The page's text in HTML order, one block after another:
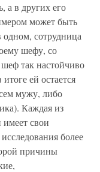
а в других его
может быть
одном, сотрудница
шефу, со
так настойчиво
ей остается
мужу, либо
Каждая из
свои
более
причины